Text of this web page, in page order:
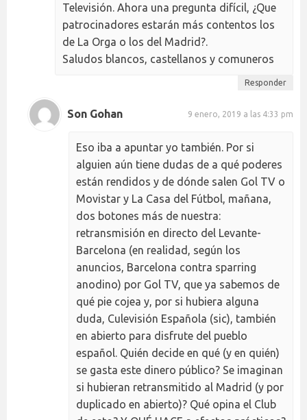
Televisión. Ahora una pregunta difícil, ¿Que
patrocinadores estarán más contentos los
de La Orga o los del Madrid?.
Saludos blancos, castellanos y comuneros
Responder
Son Gohan 9 enero, 2019 a las 4:33 pm
Eso iba a apuntar yo también. Por si
alguien aún tiene dudas de a qué poderes
están rendidos y de dónde salen Gol TV o
Movistar y La Casa del Fútbol, mañana,
dos botones más de nuestra:
retransmisión en directo del Levante-
Barcelona (en realidad, según los
anuncios, Barcelona contra sparring
anodino) por Gol TV, que ya sabemos de
qué pie cojea y, por si hubiera alguna
duda, Culevisión Española (sic), también
en abierto para disfrute del pueblo
español. Quién decide en qué (y en quién)
se gasta este dinero público? Se imaginan
si hubieran retransmitido al Madrid (y por
duplicado en abierto)? Qué opina el Club